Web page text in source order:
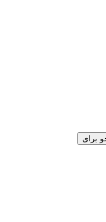
برای